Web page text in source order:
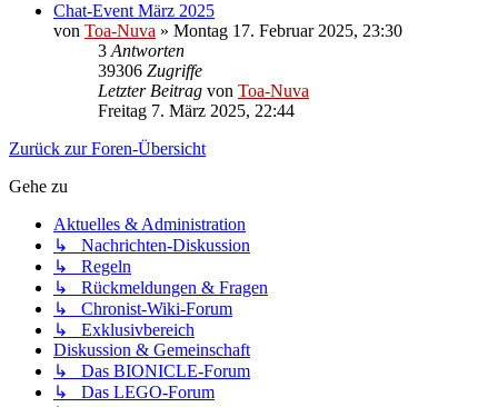
Chat-Event März 2025
von Toa-Nuva » Montag 17. Februar 2025, 23:30
3 Antworten
39306 Zugriffe
Letzter Beitrag von Toa-Nuva
Freitag 7. März 2025, 22:44
Zurück zur Foren-Übersicht
Gehe zu
Aktuelles & Administration
↳ Nachrichten-Diskussion
↳ Regeln
↳ Rückmeldungen & Fragen
↳ Chronist-Wiki-Forum
↳ Exklusivbereich
Diskussion & Gemeinschaft
↳ Das BIONICLE-Forum
↳ Das LEGO-Forum